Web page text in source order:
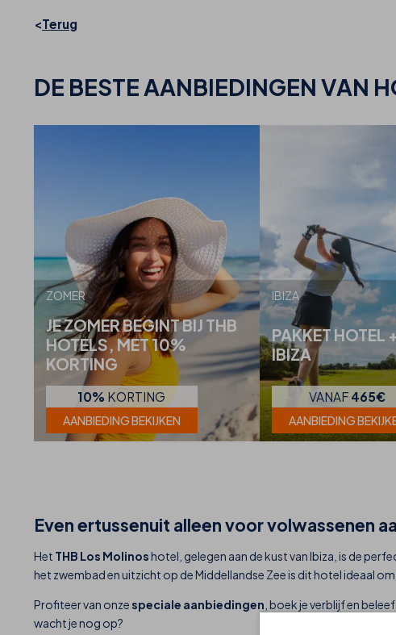
Terug
DE BESTEAANBIEDINGEN VAN
ZOMER
JE ZOMER BEGINT BIJ THB
HOTELS, MET 10%
KORTING
10% KORTING
AANBIEDING BEKIJKEN
IBIZA
PAKKET HOTEL
IBIZA
VANAF 465€
AANBIEDING
Even ertussenuit alleen voor volwassenen
Het THB Los Molinoshotel, gelegen aan de kust van Ibiza, is de
het zwembad en uitzicht op de Middellandse Zee is dit hotel ideaal
Profiteer van onze speciale aanbiedingen , boek je verblijf en
wacht je nog op?